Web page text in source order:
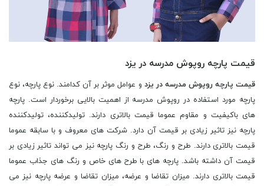
قیمت پارچه روپوش مدرسه در یزد
قیمت پارچه روپوش مدرسه در یزد و عوامل موثر بر آن کدامند. نوع پارچه، نوع
پارچه مورد استفاده در روپوش مدرسه از اهمیت بالایی برخوردار است. پارچه
های باکیفیت و مقاوم عموما قیمت بالاتری دارند. تولیدکننده، تولیدکننده
پارچه نیز تاثیر زیادی بر قیمت آن دارد. شرکت های معروف و با سابقه عموما
قیمت بالاتری دارند. طرح و رنگ، طرح و رنگ پارچه نیز می تواند تاثیر زیادی بر
قیمت آن داشته باشد. پارچه های با طرح های خاص و رنگ های جذاب عموما
قیمت بالاتری دارند. میزان تقاضا و عرضه، میزان تقاضا و عرضه پارچه نیز می